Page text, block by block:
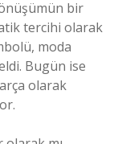
bir
tercihi olarak
moda
Bugün ise
olarak